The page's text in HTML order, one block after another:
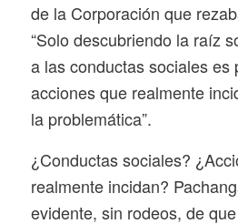
de la Corporación que
“Solo descubriendo la raíz
a las conductas sociales es
acciones que realmente
la problemática”.
¿Conductas sociales?
realmente incidan?
evidente, sin rodeos, de